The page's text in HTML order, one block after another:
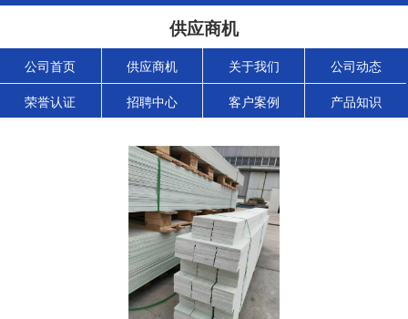
供应商机
公司首页 供应商机 关于我们 公司动态
荣誉认证 招聘中心 客户案例 产品知识